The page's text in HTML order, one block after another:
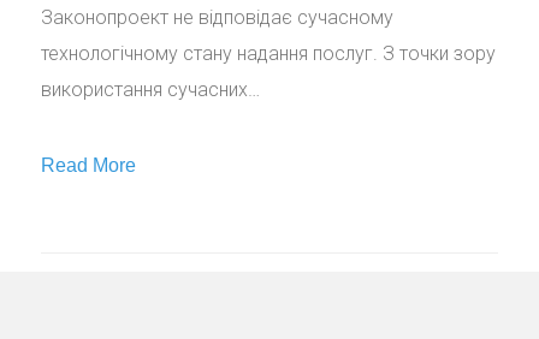
Законопроект не відповідає сучасному
технологічному стану надання послуг. З точки зору
використання сучасних…
Read More